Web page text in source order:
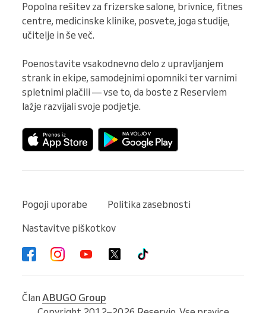
Popolna rešitev za frizerske salone, brivnice, fitnes
centre, medicinske klinike, posvete, joga studije,
učitelje in še več.
Poenostavite vsakodnevno delo z upravljanjem
strank in ekipe, samodejnimi opomniki ter varnimi
spletnimi plačili — vse to, da boste z Reserviem
lažje razvijali svoje podjetje.
Pogoji uporabe
Politika zasebnosti
Nastavitve piškotkov
Član ABUGO Group